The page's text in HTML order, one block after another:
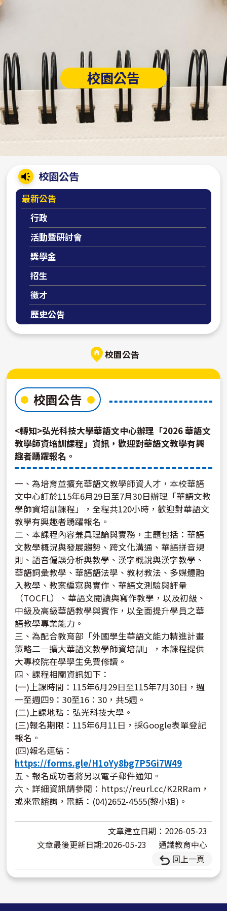
校園公告
校園公告
最新公告
行政
活動暨研討會
獎學金
招生
徵才
歷史公告
校園公告
校園公告
<轉知>弘光科技大學華語文中心辦理「2026 華語文
教學師資培訓課程」資訊，歡迎對華語文教學有興
趣者踴躍報名。
一、為培育並擴充華語文教學師資人才，本校華語
文中心訂於115年6月29日至7月30日辦理「華語文教
學師資培訓課程」，全程共120小時，歡迎對華語文
教學有興趣者踴躍報名。
二、本課程內容兼具理論與實務，主題包括：華語
文教學概況與發展趨勢、跨文化溝通、華語拼音規
則、語音偏誤分析與教學、漢字概說與漢字教學、
華語詞彙教學、華語語法學、教材教法、多媒體融
入教學、教案編寫與實作、華語文測驗與評量
（TOCFL）、華語文閱讀與寫作教學，以及初級、
中級及高級華語教學與實作，以全面提升學員之華
語教學專業能力。
三、為配合教育部「外國學生華語文能力精進計畫
策略二—擴大華語文教學師資培訓」，本課程提供
大專校院在學學生免費修讀。
四、課程相關資訊如下：
(一)上課時間：115年6月29日至115年7月30日，週
一至週四9：30至16：30，共5週。
(二)上課地點：弘光科技大學。
(三)報名期限：115年6月11日，採Google表單登記
報名。
(四)報名連結：
https://forms.gle/H1oYy8bg7P5Gi7W49
五、報名成功者將另以電子郵件通知。
六、詳細資訊請參閱：https://reurl.cc/K2RRam，
或來電諮詢，電話：(04)2652-4555(黎小姐)。
文章建立日期：2026-05-23
文章最後更新日期:2026-05-23
通識教育中心
回上一頁